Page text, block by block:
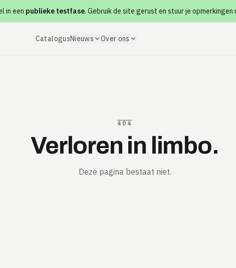
in een publieke testfase. Gebruik de site gerust en stuur je opmerkingen
CatalogusNieuws Over ons
404
Verloren in limbo.
Deze pagina bestaat niet.